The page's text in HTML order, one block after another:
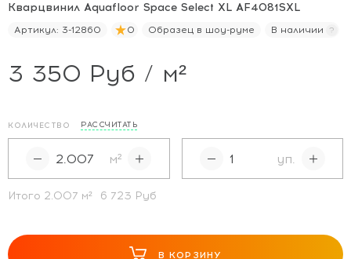
Кварцвинил Aquafloor Space Select XL AF4081SXL
Артикул: 3-12860 0 Образец в шоу-руме В наличии
3 350 Руб / м²
КОЛИЧЕСТВО РАССЧИТАТЬ
м² уп.
Итого 2.007 м² 6 723 Руб
В КОРЗИНУ